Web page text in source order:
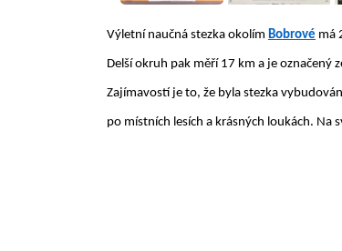
Výletní naučná stezka okolím Bobrové má
Delší okruh pak měří 17 km a je označený
Zajímavostí je to, že byla stezka
po místních lesích a krásných loukách. Na